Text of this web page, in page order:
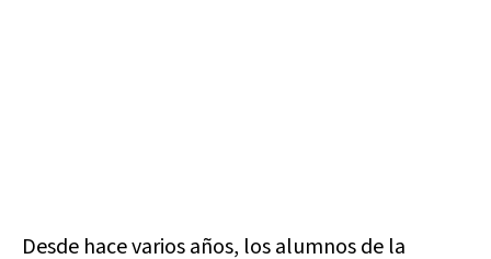
Desde hace varios años, los alumnos de la